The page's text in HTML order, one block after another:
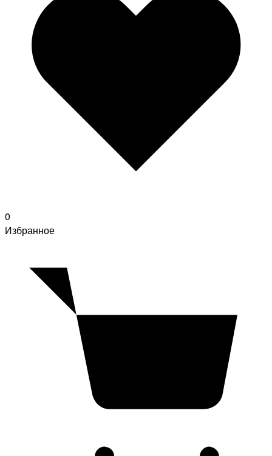
0
Избранное